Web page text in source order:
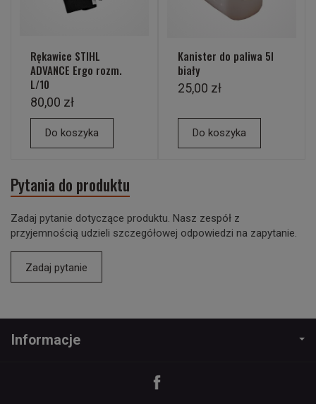
Rękawice STIHL
ADVANCE Ergo rozm.
L/10
80,00 zł
Do koszyka
Kanister do paliwa 5l
biały
25,00 zł
Do koszyka
Pytania do produktu
Zadaj pytanie dotyczące produktu. Nasz zespół z
przyjemnością udzieli szczegółowej odpowiedzi na zapytanie.
Zadaj pytanie
Informacje